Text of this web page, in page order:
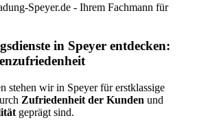
Speyer.de - Ihrem Fachmann für
in Speyer entdecken:
stehen wir in Speyer für erstklassige
Zufriedenheit der Kunden und
geprägt sind.